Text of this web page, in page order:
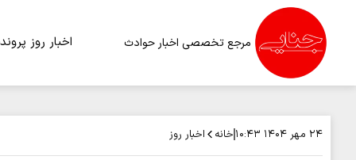
مرجع تخصصی اخبار حوادث اخبار روز
۲۴ مهر ۱۴۰۴ ۱۰:۴۳ خانه اخبار روز